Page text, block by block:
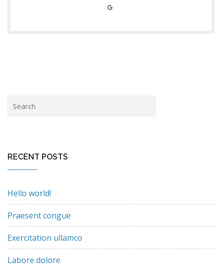
RECENT POSTS
Hello world!
Praesent congue
Exercitation ullamco
Labore dolore